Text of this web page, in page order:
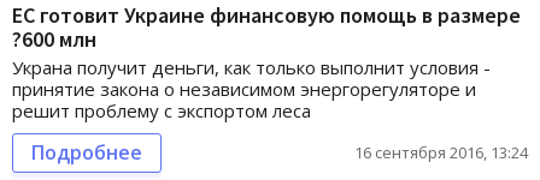
ЕС готовит Украине финансовую помощь в размере
?600 млн
Украна получит деньги, как только выполнит условия -
принятие закона о независимом энергорегуляторе и
решит проблему с экспортом леса
Подробнее 16 сентября 2016, 13:24